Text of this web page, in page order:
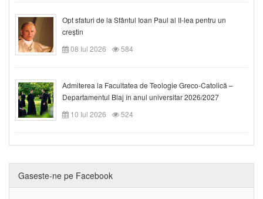
Opt sfaturi de la Sfântul Ioan Paul al II-lea pentru un
creștin
08 Iul 2026
584
Admiterea la Facultatea de Teologie Greco-Catolică –
Departamentul Blaj în anul universitar 2026/2027
10 Iul 2026
524
Gaseste-ne pe Facebook